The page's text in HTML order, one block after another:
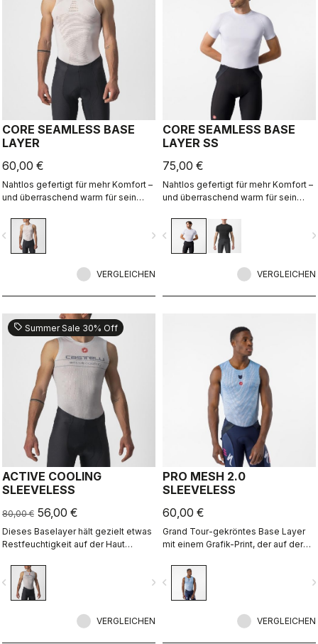
CORE SEAMLESS BASE
LAYER
60,00 €
Nahtlos gefertigt für mehr Komfort –
und überraschend warm für sein
bei kühlen Bedingungen und bietet
ein hervorragendes
Feuchtigkeitsmanagement.
navigate_next
VERGLEICHEN
CORE SEAMLESS BASE
LAYER SS
75,00 €
Nahtlos gefertigt für mehr Komfort –
und überraschend warm für sein
bei kühlen Bedingungen und bietet
ein hervorragendes
Feuchtigkeitsmanagement.
navigate_before
VERGLEICHEN
sell Summer Sale 30% Off
ACTIVE COOLING
SLEEVELESS
80,00 € 56,00 €
Dieses Baselayer hält gezielt etwas
Restfeuchtigkeit auf der Haut
Verdunstungeffekt aktiv kühlen zu
können.
navigate_next
VERGLEICHEN
PRO MESH 2.0
SLEEVELESS
60,00 €
Grand Tour-gekröntes Base Layer
mit einem Grafik-Print, der auf der
navigate_before
VERGLEICHEN